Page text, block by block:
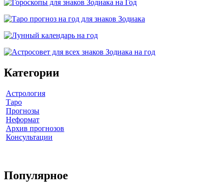
Категории
Астрология
Таро
Прогнозы
Неформат
Архив прогнозов
Консультации
Популярное